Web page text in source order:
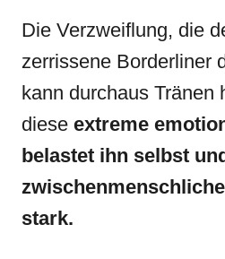
Die Verzweiflung, die
zerrissene Borderliner
kann durchaus Tränen
diese extreme
belastet ihn selbst
stark.